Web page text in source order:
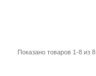
Показано товаров 1-8 из 8